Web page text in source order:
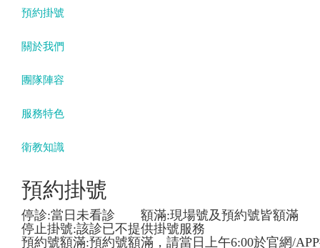
預約掛號
關於我們
團隊陣容
服務特色
衛教知識
預約掛號
停診:當日未看診 額滿:現場號及預約號皆額滿
停止掛號:該診已不提供掛號服務
預約號額滿:預約號額滿，請當日上午6:00於官網/